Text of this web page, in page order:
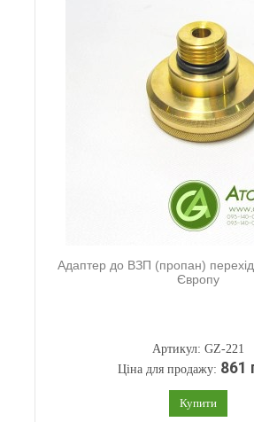
Адаптер до ВЗП (пропан) перехід
Європу
Артикул: GZ-221
Ціна для продажу: 861
Купити